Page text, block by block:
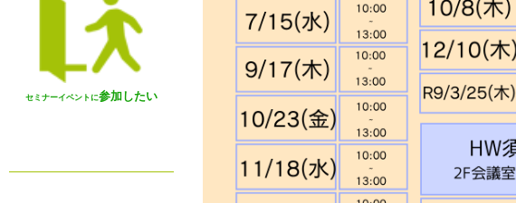
セミナーイベントに参加したい